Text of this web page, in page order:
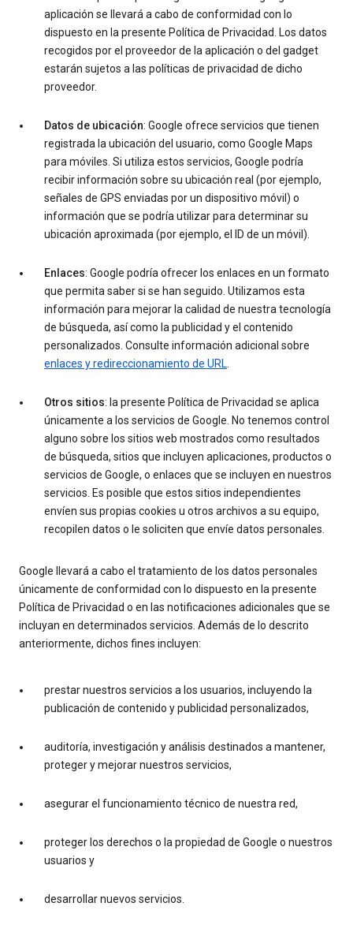
aplicación se llevará a cabo de conformidad con lo
dispuesto en la presente Política de Privacidad. Los datos
recogidos por el proveedor de la aplicación o del gadget
estarán sujetos a las políticas de privacidad de dicho
proveedor.
Datos de ubicación: Google ofrece servicios que tienen
registrada la ubicación del usuario, como Google Maps
para móviles. Si utiliza estos servicios, Google podría
recibir información sobre su ubicación real (por ejemplo,
señales de GPS enviadas por un dispositivo móvil) o
información que se podría utilizar para determinar su
ubicación aproximada (por ejemplo, el ID de un móvil).
Enlaces: Google podría ofrecer los enlaces en un formato
que permita saber si se han seguido. Utilizamos esta
información para mejorar la calidad de nuestra tecnología
de búsqueda, así como la publicidad y el contenido
personalizados. Consulte información adicional sobre
enlaces y redireccionamiento de URL
Otros sitios: la presente Política de Privacidad se aplica
únicamente a los servicios de Google. No tenemos control
alguno sobre los sitios web mostrados como resultados
de búsqueda, sitios que incluyen aplicaciones, productos o
servicios de Google, o enlaces que se incluyen en nuestros
servicios. Es posible que estos sitios independientes
envíen sus propias cookies u otros archivos a su equipo,
recopilen datos o le soliciten que envíe datos personales.
Google llevará a cabo el tratamiento de los datos personales
únicamente de conformidad con lo dispuesto en la presente
Política de Privacidad o en las notificaciones adicionales que se
incluyan en determinados servicios. Además de lo descrito
anteriormente, dichos fines incluyen:
prestar nuestros servicios a los usuarios, incluyendo la
publicación de contenido y publicidad personalizados,
auditoría, investigación y análisis destinados a mantener,
proteger y mejorar nuestros servicios,
asegurar el funcionamiento técnico de nuestra red,
proteger los derechos o la propiedad de Google o nuestros
usuarios y
desarrollar nuevos servicios.